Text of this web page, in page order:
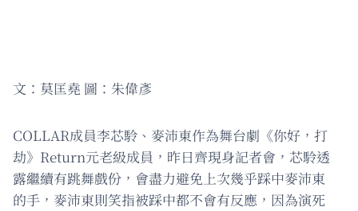
文：莫匡堯 圖：朱偉彥
COLLAR成員李芯駖、麥沛東作為舞台劇《你好，打
劫》Return元老級成員，昨日齊現身記者會，芯駖透
露繼續有跳舞戲份，會盡力避免上次幾乎踩中麥沛東
的手，麥沛東則笑指被踩中都不會有反應，因為演死